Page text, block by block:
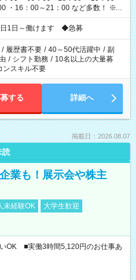
～21：00 など多数！ ※お
ります
1日～働けます ◆急募
/ 履歴書不要 / 40～50代活躍中 / 副
/ シフト勤務 / 10名以上の大量募
ンスキル不要
する 詳細へ
掲載日：2026.08.07
読
業も！展示会や株主
未経験OK
大学生歓迎
OK ■実働3時間5,120円のお仕事あ